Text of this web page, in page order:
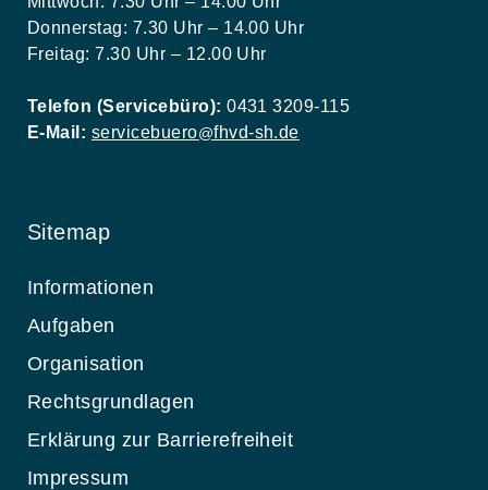
Donnerstag: 7.30 Uhr – 14.00 Uhr
Freitag: 7.30 Uhr – 12.00 Uhr
Telefon (Servicebüro): 0431 3209-115
E-Mail: servicebuero@fhvd-sh.de
Sitemap
Informationen
Aufgaben
Organisation
Rechtsgrundlagen
Erklärung zur Barrierefreiheit
Impressum